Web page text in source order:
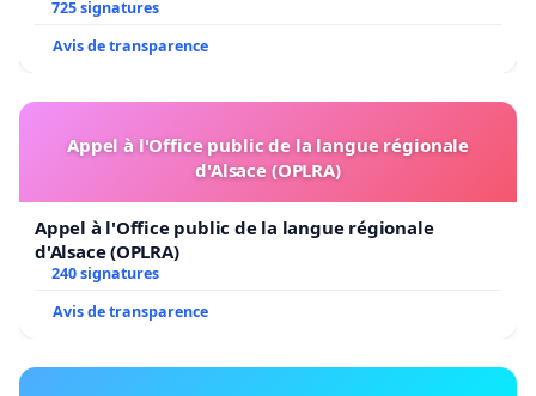
725 signatures
Avis de transparence
Appel à l'Office public de la langue régionale
d'Alsace (OPLRA)
Appel à l'Office public de la langue régionale
d'Alsace (OPLRA)
240 signatures
Avis de transparence